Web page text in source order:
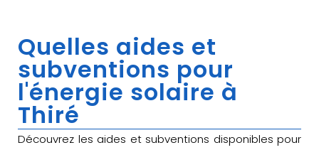
Quelles aides et
subventions pour
l'énergie solaire à
Thiré
Découvrez les aides et subventions disponibles pour